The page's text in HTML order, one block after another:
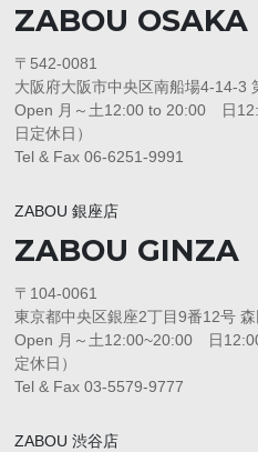
ZABOU OSAKA
〒542-0081
大阪府大阪市中央区南船場4-14-3
Open 月～土12:00 to 20:00 日
日定休日）
Tel & Fax 06-6251-9991
ZABOU 銀座店
ZABOU GINZA
〒104-0061
東京都中央区銀座2丁目9番12号
Open 月～土12:00~20:00 日
定休日）
Tel & Fax 03-5579-9777
ZABOU 渋谷店